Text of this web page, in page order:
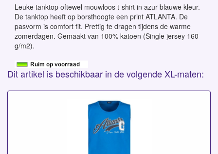
Leuke tanktop oftewel mouwloos t-shirt in azur blauwe kleur.
De tanktop heeft op borsthoogte een print ATLANTA. De
pasvorm is comfort fit. Prettig te dragen tijdens de warme
zomerdagen. Gemaakt van 100% katoen (Single jersey 160
g/m2).
Dit artikel is beschikbaar in de volgende XL-maten: